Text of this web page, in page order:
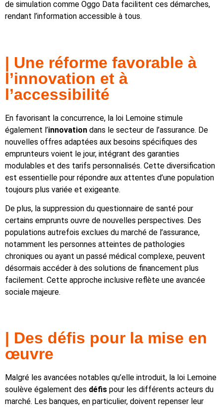
de simulation comme Oggo Data facilitent ces démarches,
rendant l’information accessible à tous.
| Une réforme favorable à
l’innovation et à
l’accessibilité
En favorisant la concurrence, la loi Lemoine stimule
également l’innovation dans le secteur de l’assurance. De
nouvelles offres adaptées aux besoins spécifiques des
emprunteurs voient le jour, intégrant des garanties
modulables et des tarifs personnalisés. Cette diversification
est essentielle pour répondre aux attentes d’une population
toujours plus variée et exigeante.
De plus, la suppression du questionnaire de santé pour
certains emprunts ouvre de nouvelles perspectives. Des
populations autrefois exclues du marché de l’assurance,
notamment les personnes atteintes de pathologies
chroniques ou ayant un passé médical complexe, peuvent
désormais accéder à des solutions de financement plus
facilement. Cette approche inclusive reflète une avancée
sociale majeure.
| Des défis pour la mise en
œuvre
Malgré les avancées notables qu’elle introduit, la loi Lemoine
soulève également des défis pour les différents acteurs du
marché. Les banques, en particulier, doivent repenser leur